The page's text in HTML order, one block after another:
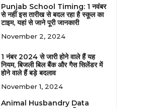
Punjab School Timing: 1 नवंबर
से नहीं इस तारीख से बदल रहा है स्कूल का
टाइम, यहां से जाने पूरी जानकारी
November 2, 2024
1 नंबर 2024 से जारी होने वाले हैं यह
नियम, बिजली बिल बैंक और गैस सिलेंडर में
होने वाले हैं बड़े बदलाव
November 1, 2024
Animal Husbandry Data